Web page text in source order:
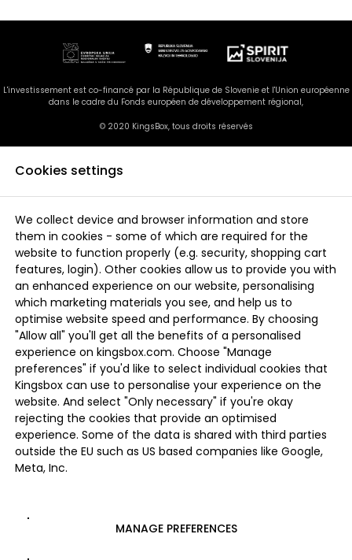
L'investissement est co-financé par la République de Slovenie et l'Union européenne
dans le cadre du Fonds européen de développement régional,
© 2020 KingsBox, tous droits réservés
Cookies settings
We collect device and browser information and store
them in cookies - some of which are required for the
website to function properly (e.g. security, shopping cart
features, login). Other cookies allow us to provide you with
an enhanced experience on our website, personalising
which marketing materials you see, and help us to
optimise website speed and performance. By choosing
"Allow all" you'll get all the benefits of a personalised
experience on kingsbox.com. Choose "Manage
preferences" if you'd like to select individual cookies that
Kingsbox can use to personalise your experience on the
website. And select "Only necessary" if you're okay
rejecting the cookies that provide an optimised
experience. Some of the data is shared with third parties
outside the EU such as US based companies like Google,
Meta, Inc.
MANAGE PREFERENCES